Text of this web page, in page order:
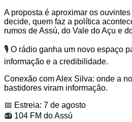
A proposta é aproximar os
decide, quem faz a política
rumos de Assú, do Vale do Açu e
🎙️ O rádio ganha um novo espaço
informação e a credibilidade.
Conexão com Alex Silva: onde a
bastidores viram informação.
📅 Estreia: 7 de agosto
📻 104 FM do Assú